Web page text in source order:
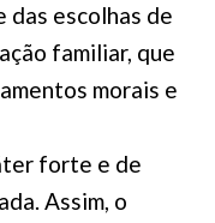
das escolhas de
familiar, que
morais e
forte e de
Assim, o